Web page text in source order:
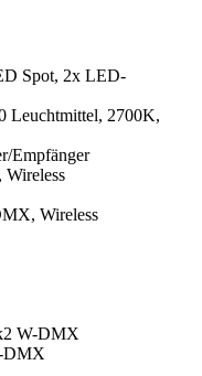
Spot, 2x LED-
Leuchtmittel, 2700K,
Empfänger
Wireless
W-DMX
DMX